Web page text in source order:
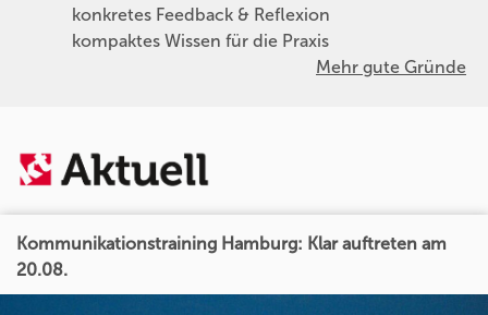
konkretes Feedback & Reflexion
kompaktes Wissen für die Praxis
Mehr gute Gründe
Kommunikationstraining Hamburg: Klar auftreten am
20.08.